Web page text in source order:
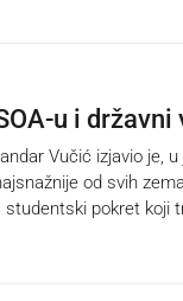
u i državni
Vučić izjavio je,
od svih
studentski pokret koji